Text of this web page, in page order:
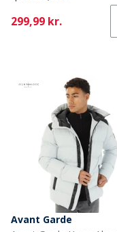
Current
299,99 kr.
Avant Garde